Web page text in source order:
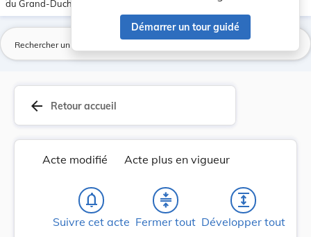
Démarrer un tour guidé
du Grand-Duché de Luxembourg
arrow_back Retour accueil
Acte modifié Acte plus en vigueur
notifications_none
Suivre cet acte
compress
Fermer tout
expand
Développer tout